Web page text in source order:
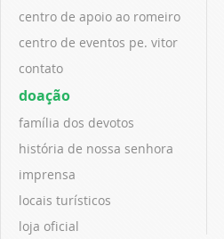
centro de apoio ao romeiro
centro de eventos pe. vitor
contato
doação
família dos devotos
história de nossa senhora
imprensa
locais turísticos
loja oficial